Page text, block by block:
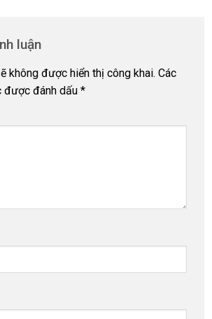
luận
không được hiển thị công khai. Các
được đánh dấu *